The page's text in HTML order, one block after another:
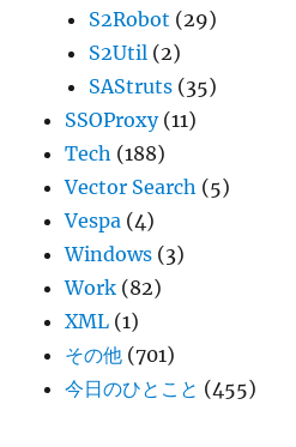
S2Robot (29)
S2Util (2)
SAStruts (35)
SSOProxy(11)
Tech (188)
Vector Search (5)
Vespa (4)
Windows (3)
Work (82)
XML (1)
その他 (701)
今日のひとこと (455)